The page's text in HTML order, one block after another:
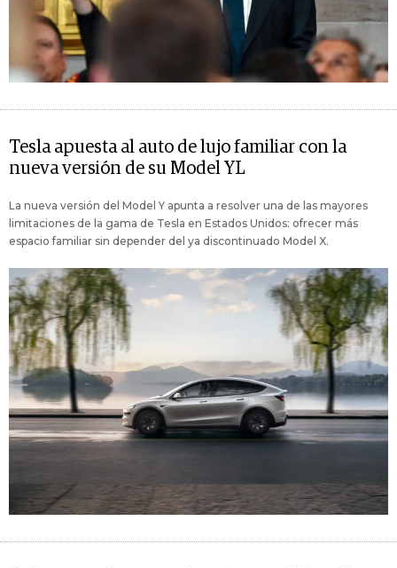
Tesla apuesta al auto de lujo familiar con la
nueva versión de su Model YL
La nueva versión del Model Y apunta a resolver una de las mayores
limitaciones de la gama de Tesla en Estados Unidos: ofrecer más
espacio familiar sin depender del ya discontinuado Model X.